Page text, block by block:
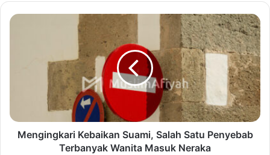
Mengingkari Kebaikan Suami, Salah Satu Penyebab
Terbanyak Wanita Masuk Neraka